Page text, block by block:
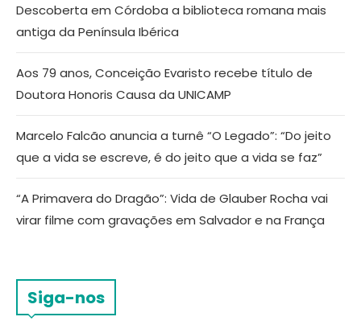
Descoberta em Córdoba a biblioteca romana mais
antiga da Península Ibérica
Aos 79 anos, Conceição Evaristo recebe título de
Doutora Honoris Causa da UNICAMP
Marcelo Falcão anuncia a turnê “O Legado”: “Do jeito
que a vida se escreve, é do jeito que a vida se faz”
“A Primavera do Dragão”: Vida de Glauber Rocha vai
virar filme com gravações em Salvador e na França
Siga-nos